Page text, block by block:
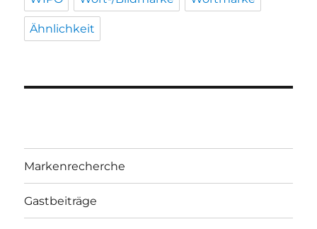
Ähnlichkeit
Markenrecherche
Gastbeiträge